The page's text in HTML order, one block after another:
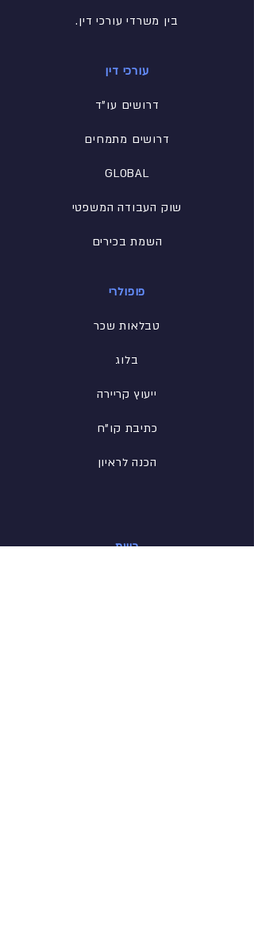
בין משרדי עורכי דין.
עורכי דין
דרושים עו"ד
דרושים מתמחים
GLOBAL
שוק העבודה המשפטי
השמת בכירים
פופולרי
טבלאות שכר
בלוג
ייעוץ קריירה
כתיבת קו"ח
הכנה לראיון
רשת